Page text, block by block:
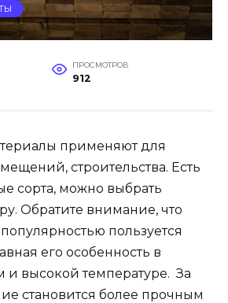
ПРОСМОТРОВ
912
применяют для
строительства. Есть
сорта, можно выбрать
Обратите внимание, что
пользуется
его особенность в
и высокой температуре. За
становится более прочным